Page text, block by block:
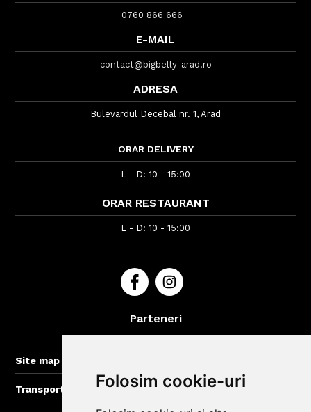
Folosim cookie-uri
0760 866 666
E-MAIL
contact@bigbelly-arad.ro
ADRESA
Bulevardul Decebal nr. 1, Arad
ORAR DELIVERY
L - D: 10 - 15:00
ORAR RESTAURANT
L - D: 10 - 15:00
Parteneri
Site map
Transport gratuit la comenzi > 50 lei